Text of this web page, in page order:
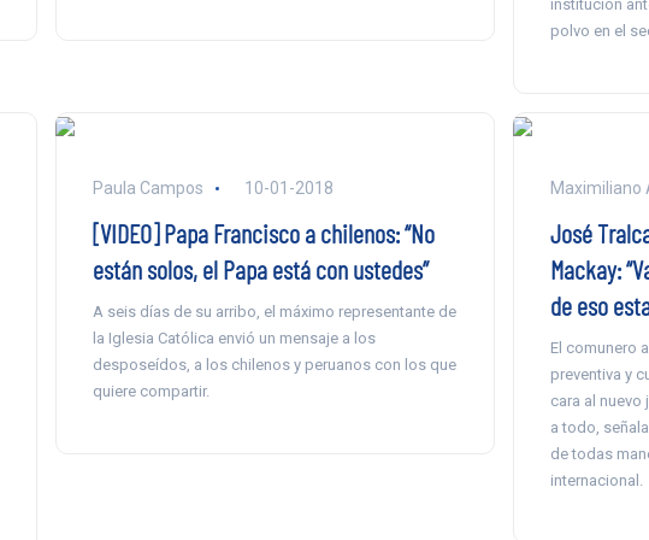
institución
polvo en el
Paula Campos 10-01-2018
[VIDEO] Papa Francisco a chilenos: “No
están solos, el Papa está con ustedes”
A seis días de su arribo, el máximo representante de
la Iglesia Católica envió un mensaje a los
desposeídos, a los chilenos y peruanos con los que
quiere compartir.
Maximiliano
José
Mackay:
de eso
El comunero
preventiva y
cara al nuevo
a todo,
de todas
internacional.